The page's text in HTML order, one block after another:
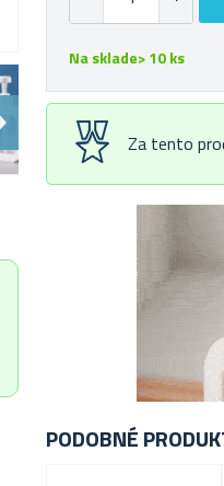
Na sklade> 10 ks
Za tento
PODOBNÉ